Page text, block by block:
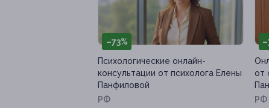
–73%
Психологические онлайн-
консультации от психолога Елены
Панфиловой
РФ
от
РФ